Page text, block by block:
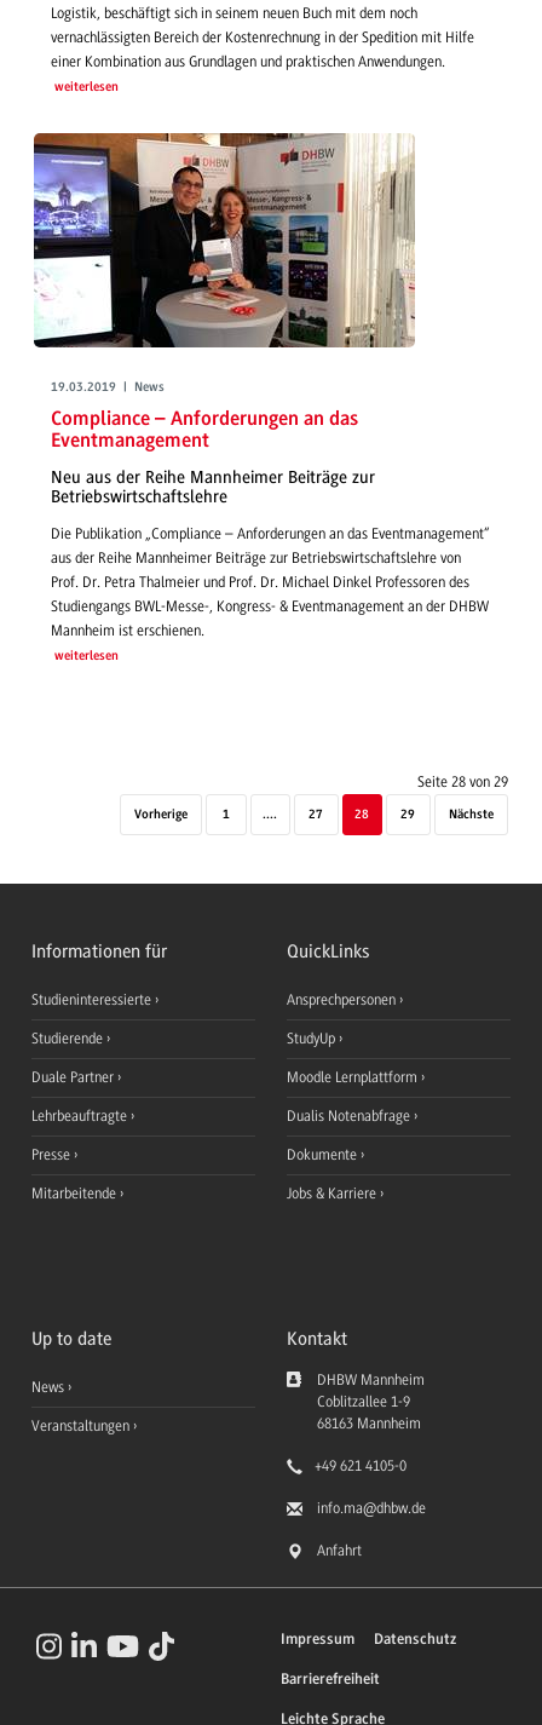
Logistik, beschäftigt sich in seinem neuen Buch mit dem noch
vernachlässigten Bereich der Kostenrechnung in der Spedition mit Hilfe
einer Kombination aus Grundlagen und praktischen Anwendungen.
weiterlesen
19.03.2019 | News
Compliance – Anforderungen an das
Eventmanagement
Neu aus der Reihe Mannheimer Beiträge zur
Betriebswirtschaftslehre
Die Publikation „Compliance – Anforderungen an das Eventmanagement“
aus der Reihe Mannheimer Beiträge zur Betriebswirtschaftslehre von
Prof. Dr. Petra Thalmeier und Prof. Dr. Michael Dinkel Professoren des
Studiengangs BWL-Messe-, Kongress- & Eventmanagement an der DHBW
Mannheim ist erschienen.
weiterlesen
Seite 28 von 29
Vorherige 1 .... 27 28 29 Nächste
Informationen für
Studieninteressierte
Studierende
Duale Partner
Lehrbeauftragte
Presse
Mitarbeitende
QuickLinks
Ansprechpersonen
StudyUp
Moodle Lernplattform
Dualis Notenabfrage
Dokumente
Jobs & Karriere
Up to date
News
Veranstaltungen
Kontakt
DHBW Mannheim
Coblitzallee 1-9
68163 Mannheim
+49 621 4105-0
info.ma@dhbw.de
Anfahrt
Impressum Datenschutz
Barrierefreiheit
Leichte Sprache